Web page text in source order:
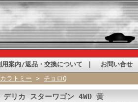
用案内/返品・交換について お問い合せ
ラトミー > チョロQ
リカ スターワゴン 4WD 黄